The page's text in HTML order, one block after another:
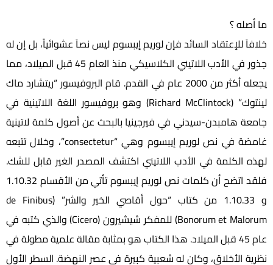
ما أصله ؟
خلافاَ للإعتقاد السائد فإن لوريم إيبسوم ليس نصاَ عشوائياً، بل إن له
جذور في الأدب اللاتيني الكلاسيكي منذ العام 45 قبل الميلاد، مما
يجعله أكثر من 2000 عام في القدم. قام البروفيسور “ريتشارد ماك
لينتوك” (Richard McClintock) وهو بروفيسور اللغة اللاتينية في
جامعة هامبدن-سيدني في فيرجينيا بالبحث عن أصول كلمة لاتينية
غامضة في نص لوريم إيبسوم وهي “consectetur”، وخلال تتبعه
لهذه الكلمة في الأدب اللاتيني اكتشف المصدر الغير قابل للشك.
فلقد اتضح أن كلمات نص لوريم إيبسوم تأتي من الأقسام 1.10.32
و 1.10.33 من كتاب “حول أقاصي الخير والشر” (de Finibus
Bonorum et Malorum) للمفكر شيشيرون (Cicero) والذي كتبه في
عام 45 قبل الميلاد. هذا الكتاب هو بمثابة مقالة علمية مطولة في
نظرية الأخلاق، وكان له شعبية كبيرة في عصر النهضة. السطر الأول